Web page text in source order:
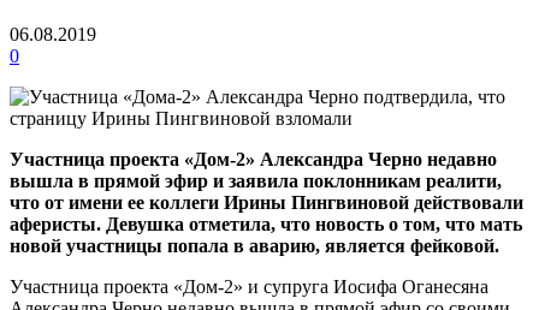
06.08.2019
0
Участница проекта «Дом-2» Александра Черно недавно
вышла в прямой эфир и заявила поклонникам реалити,
что от имени ее коллеги Ирины Пингвиновой действовали
аферисты. Девушка отметила, что новость о том, что мать
новой участницы попала в аварию, является фейковой.
Участница проекта «Дом-2» и супруга Иосифа Оганесяна